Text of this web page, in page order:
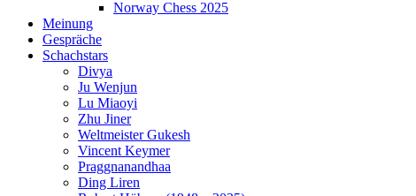
Norway Chess 2025
Meinung
Gespräche
Schachstars
Divya
Ju Wenjun
Lu Miaoyi
Zhu Jiner
Weltmeister Gukesh
Vincent Keymer
Praggnanandhaa
Ding Liren